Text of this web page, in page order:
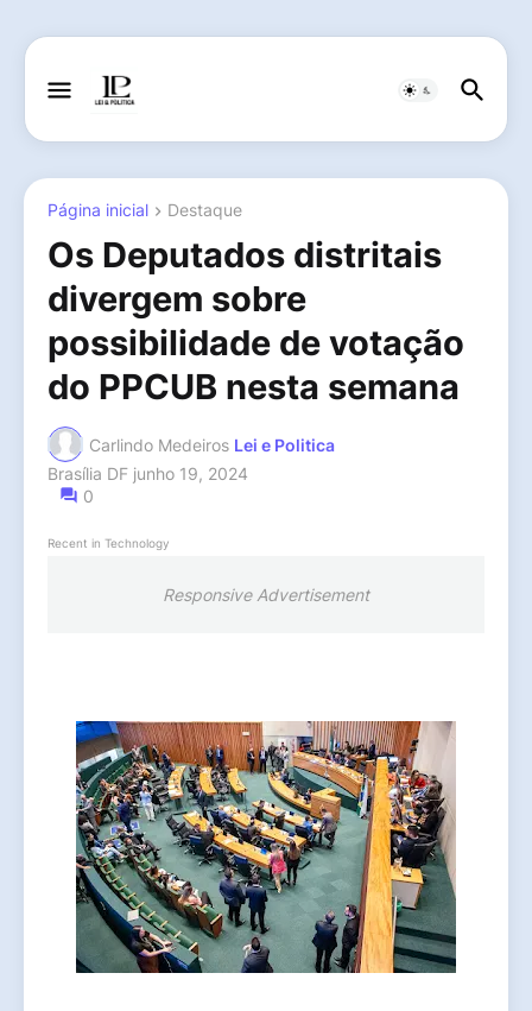
Página inicial Destaque
Os Deputados distritais
divergem sobre
possibilidade de votação
do PPCUB nesta semana
Carlindo Medeiros Lei e Politica
Brasília DF junho 19, 2024
0
Recent in Technology
Responsive Advertisement